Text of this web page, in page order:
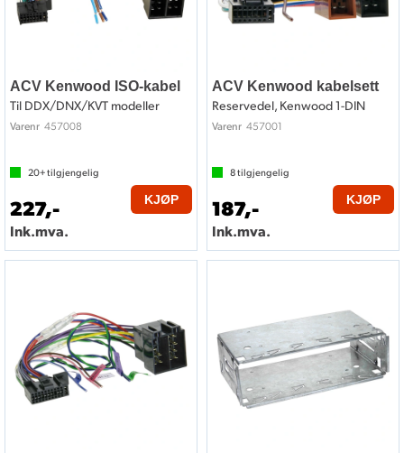
ACV Kenwood ISO-kabel
Til DDX/DNX/KVT modeller
Varenr 457008
20+tilgjengelig
227,-
Ink.mva.
KJØP
ACV Kenwood kabelsett
Reservedel, Kenwood 1-DIN
Varenr 457001
8tilgjengelig
187,-
Ink.mva.
KJØP